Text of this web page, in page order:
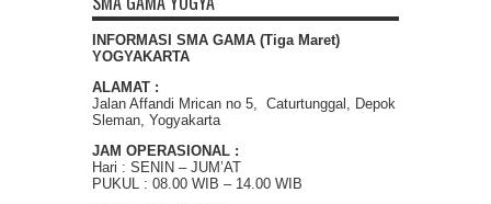
INFORMASI SMA GAMA (Tiga Maret)
YOGYAKARTA
ALAMAT :
Jalan Affandi Mrican no 5, Caturtunggal, Depok
Sleman, Yogyakarta
JAM OPERASIONAL :
Hari : SENIN – JUM’AT
PUKUL : 08.00 WIB – 14.00 WIB